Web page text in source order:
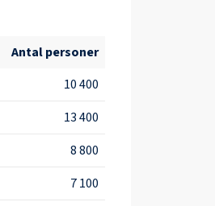
Antal personer
10 400
13 400
8 800
7 100